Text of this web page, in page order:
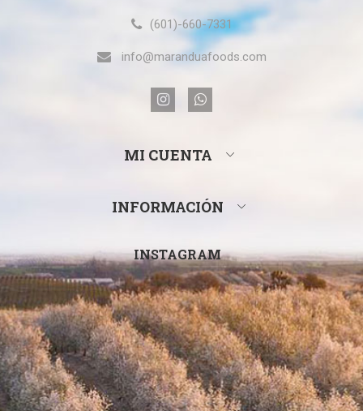
(601)-660-7331
info@maranduafoods.com
MI CUENTA
INFORMACIÓN
INSTAGRAM